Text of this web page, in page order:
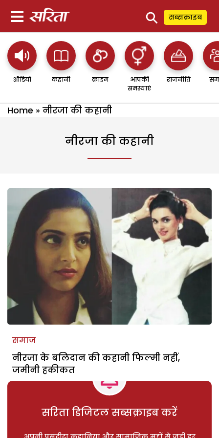
⚲ सब्सक्राइब
ऑडियो कहानी क्राइम
आपकी
समस्याएं
राजनीति
Home » नीरजा की कहानी
नीरजा की कहानी
समाज
नीरजा के बलिदान की कहानी फिल्मी नहीं,
जमीनी हकीकत
सरिता डिजिटल सब्सक्राइब करें